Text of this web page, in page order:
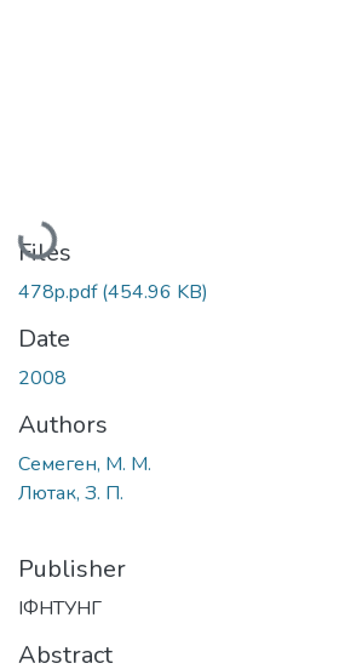
Loading...
Files
478p.pdf(454.96 KB)
Date
2008
Authors
Семеген, М. М.
Лютак, З. П.
Publisher
ІФНТУНГ
Abstract